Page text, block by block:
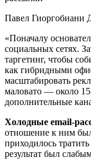
Павел Гиоргобиани
«Поначалу
социальных сетях.
таргетинг, чтобы
как гибридными
масштабировать
маловато — около
дополнительные
Холодные email-
отношение к ним
приходилось
результат был